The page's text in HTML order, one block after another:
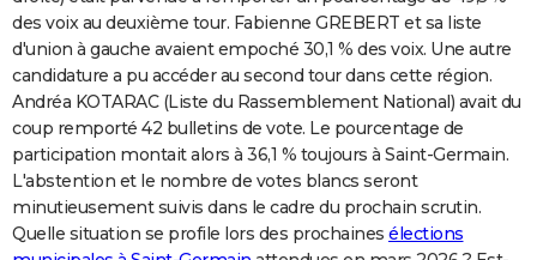
FORUM
Bricolage
Lifestyle
Culture
Sport
Auto
Television
Voyage
Cinema
des voix au deuxième tour. Fabienne GREBERT et sa liste
d'union à gauche avaient empoché 30,1 % des voix. Une autre
candidature a pu accéder au second tour dans cette région.
Andréa KOTARAC (Liste du Rassemblement National) avait du
coup remporté 42 bulletins de vote. Le pourcentage de
participation montait alors à 36,1 % toujours à Saint-Germain.
L'abstention et le nombre de votes blancs seront
minutieusement suivis dans le cadre du prochain scrutin.
Quelle situation se profile lors des prochaines élections